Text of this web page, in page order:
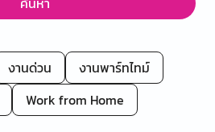
งานด่วน
งานพาร์ทไทม์
Work from Home